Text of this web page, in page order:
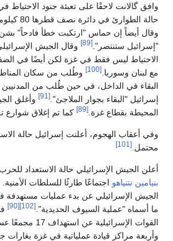
وافق گالانت لاحقًا على تعبئة جنود الاحتياط
حالة الطوارئ في دائرة نصف قطرها 80 كيلومتراً من حدود غزة.
وقال أيضاً إن حماس "ارتكبت خطأ فادحاً" بشن
"إسرائيل ستنتصر". [89]
وقال الجيش
الاحتياط ليس فقط في غزة لكن أيضًا في
مع لبنان وسوريا. [100]
وطُلب من سكان
البقاء في الداخل، في حين طُلب من
إسرائيل "البقاء بجوار الملاجئ". [91]
وأغلق
المحيطة بقطاع غزة. [89] كما تم إغلاق شوارع
وفي أعقاب الهجوم، أعلنت إسرائيل حالة
محتمل. [101]
أعلن الجيش الإسرائيلي حالة الاستعداد
بنيامين نتنياهو اجتماعًا طارئًا للسلطات الأمنية.
الجيش الإسرائيلي عن بدء عمليات
ما أسماه "عملية السيوف الحديدية". [102]
[90]
القوات
وأربعة مراكز قيادة عملياتية في غزة بغارات